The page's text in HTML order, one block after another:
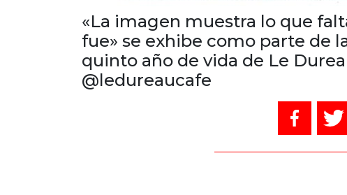
«La imagen muestra lo que
fue» se exhibe como parte de
quinto año de vida de Le
@ledureaucafe